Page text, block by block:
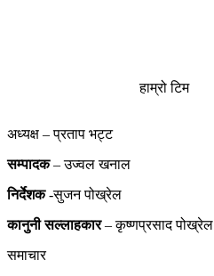
हाम्रो टिम
अध्यक्ष – प्रताप भट्ट
सम्पादक– उज्वल खनाल
निर्देशक-सुजन पोख्रेल
कानुनी सल्लाहकार– कृष्णप्रसाद पोख्रेल
समाचार